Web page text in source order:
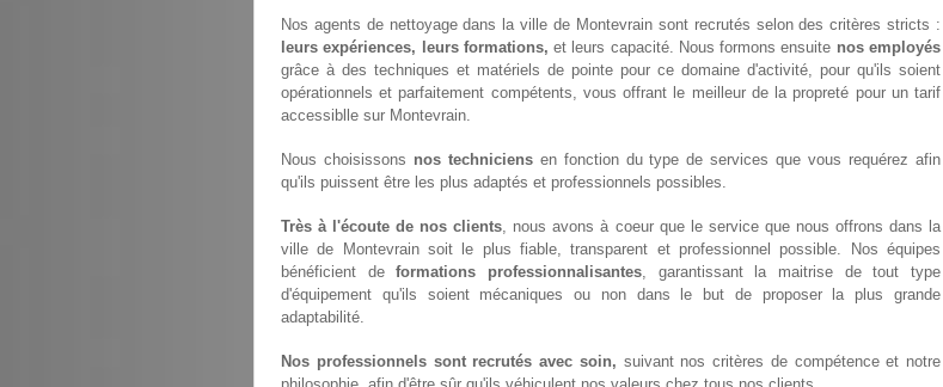
Nos agents de nettoyage dans la ville de Montevrain sont recrutés selon des critères stricts :
leurs expériences, leurs formations, et leurs capacité. Nous formons ensuite nos employés
grâce à des techniques et matériels de pointe pour ce domaine d'activité, pour qu'ils soient
opérationnels et parfaitement compétents, vous offrant le meilleur de la propreté pour un tarif
accessiblle sur Montevrain.
Nous choisissons nos techniciensen fonction du type de services que vous requérez afin
qu'ils puissent être les plus adaptés et professionnels possibles.
Très à l'écoute de nos clients, nous avons à coeur que le service que nous offrons dans la
ville de Montevrain soit le plus fiable, transparent et professionnel possible. Nos équipes
bénéficient deformations professionnalisantes, garantissant la maitrise de tout type
d'équipement qu'ils soient mécaniques ou non dans le but de proposer la plus grande
adaptabilité.
Nos professionnels sont recrutés avec soin, suivant nos critères de compétence et notre